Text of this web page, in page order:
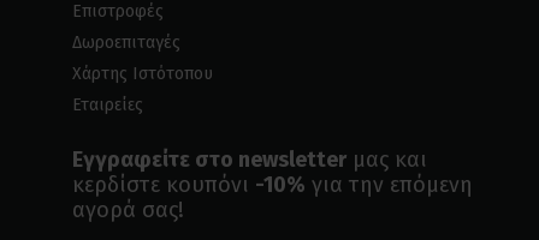
Επιστροφές
Δωροεπιταγές
Χάρτης Ιστότοπου
Εταιρείες
Εγγραφείτε στο newsletter μας και
κερδίστε κουπόνι -10% για την επόμενη
αγορά σας!